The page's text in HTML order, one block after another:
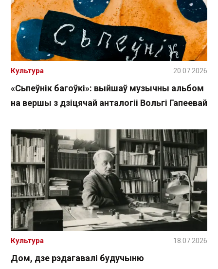
«Сьпеўнік багоўкі»: выйшаў музычны альбом
на вершы з дзіцячай анталогіі Вольгі Гапеевай
Культура 20.07.2026
Дом, дзе рэдагавалі будучыню
Культура 18.07.2026